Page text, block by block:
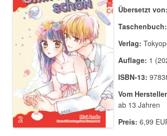
Übersetzt von:
Taschenbuch:
Verlag:
Auflage: 1
ISBN-13:
Vom
ab 13 Jahren
Preis: 6,99